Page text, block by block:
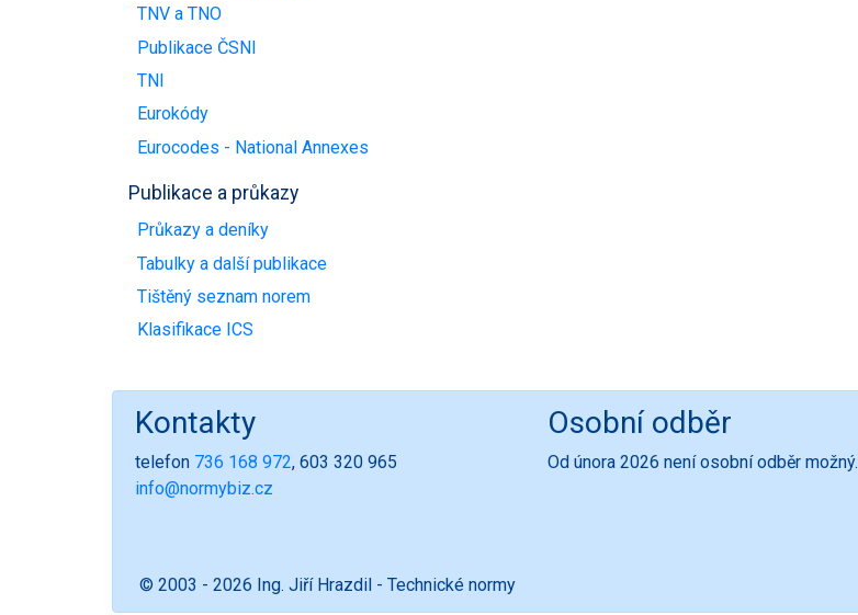
TNV a TNO
Publikace ČSNI
TNI
Eurokódy
Eurocodes - National Annexes
Publikace a průkazy
Průkazy a deníky
Tabulky a další publikace
Tištěný seznam norem
Klasifikace ICS
Kontakty
telefon 736 168 972, 603 320 965
info@normybiz.cz
Osobní odběr
Od února 2026 není osobní odběr možný.
© 2003 - 2026 Ing. Jiří Hrazdil - Technické normy